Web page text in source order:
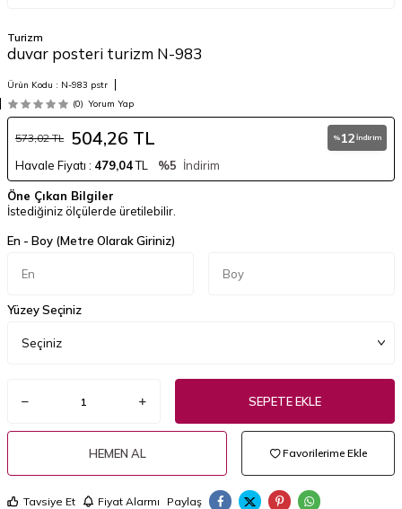
Turizm
duvar posteri turizm N-983
Ürün Kodu : N-983 pstr
(0) Yorum Yap
573,02TL 504,26 TL % 12 İndirim
Havale Fiyatı : 479,04TL %5 İndirim
Öne Çıkan Bilgiler
İstediğiniz ölçülerde üretilebilir.
En - Boy (Metre Olarak Giriniz)
Yüzey Seçiniz
SEPETE EKLE
HEMEN AL Favorilerime Ekle
Tavsiye Et Fiyat Alarmı Paylaş